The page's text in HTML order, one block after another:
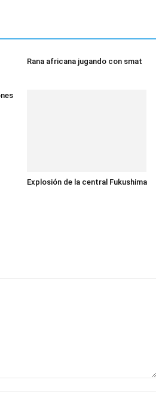
Rana africana jugando con smat
Explosión de la central Fukushima